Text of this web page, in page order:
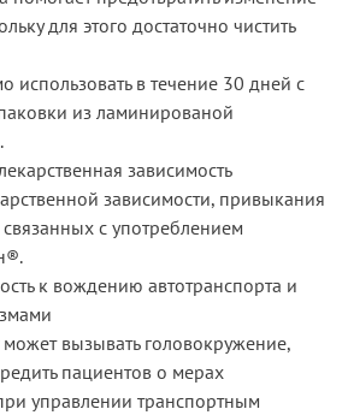
для этого достаточно чистить
использовать в течение 30 дней с
из ламинированой
зависимость
зависимости, привыкания
с употреблением
к вождению автотранспорта и
вызывать головокружение,
пациентов о мерах
управлении транспортным